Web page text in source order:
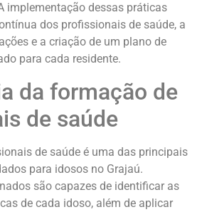
implementação dessas práticas
dos profissionais de saúde, a
e a criação de um plano de
para cada residente.
da formação de
de saúde
de saúde é uma das principais
para idosos no Grajaú.
são capazes de identificar as
de cada idoso, além de aplicar